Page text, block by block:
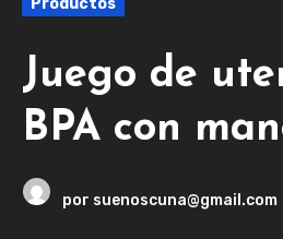
Productos
Juego de
BPA con
por suenoscuna@gmail.com